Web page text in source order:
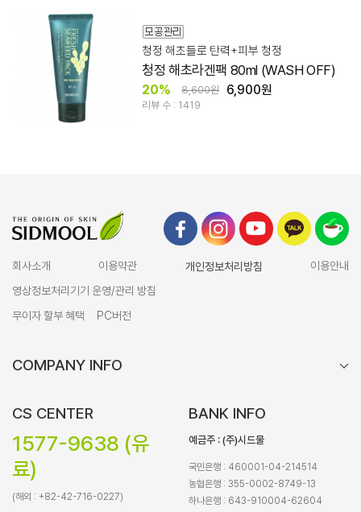
청정 해초들로 탄력+피부 청정
청정 해초라겐팩 80ml (WASH OFF)
20% 8,600원 6,900원
리뷰 수 : 1419
회사소개 이용약관 개인정보처리방침
이용안내
영상정보처리기기 운영/관리 방침
무이자 할부 혜택
PC버전
COMPANY INFO
CS CENTER
1577-9638 (유
료)
(해외 : +82-42-716-0227)
BANK INFO
예금주 : (주)시드물
국민은행 : 460001-04-214514
농협은행 : 355-0002-8749-13
하나은행 : 643-910004-62604